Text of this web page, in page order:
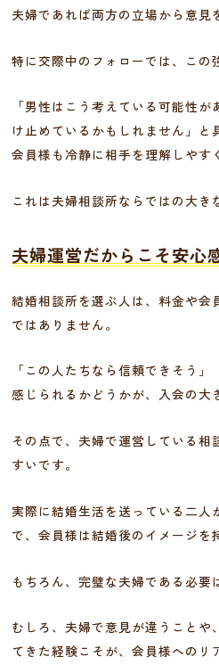
夫婦であれば両方の立場から意見
特に交際中のフォローでは、この
「男性はこう考えている可能性
け止めているかもしれません」と
会員様も冷静に相手を理解しやす
これは夫婦相談所ならではの大き
夫婦運営だからこそ安心
結婚相談所を選ぶ人は、料金や会
ではありません。
「この人たちなら信頼できそう
感じられるかどうかが、入会の大
その点で、夫婦で運営している相
すいです。
実際に結婚生活を送っている二人
で、会員様は結婚後のイメージを
もちろん、完璧な夫婦である必要
むしろ、夫婦で意見が違うことや
てきた経験こそが、会員様へのリ